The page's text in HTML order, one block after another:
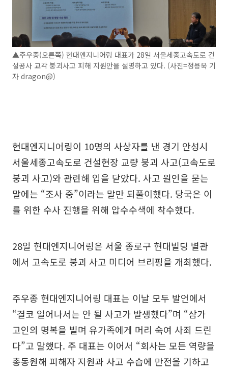
▲주우종(오른쪽) 현대엔지니어링 대표가 28일 서울세종고속도로 건
설공사 교각 붕괴사고 피해 지원안을 설명하고 있다. (사진=정용욱 기
자 dragon@)
현대엔지니어링이 10명의 사상자를 낸 경기 안성시
서울세종고속도로 건설현장 교량 붕괴 사고(고속도로
붕괴 사고)와 관련해 입을 닫았다. 사고 원인을 묻는
말에는 “조사 중”이라는 말만 되풀이했다. 당국은 이
를 위한 수사 진행을 위해 압수수색에 착수했다.
28일 현대엔지니어링은 서울 종로구 현대빌딩 별관
에서 고속도로 붕괴 사고 미디어 브리핑을 개최했다.
주우종 현대엔지니어링 대표는 이날 모두 발언에서
“결코 일어나서는 안 될 사고가 발생했다”며 “삼가
고인의 명복을 빌며 유가족에게 머리 숙여 사죄 드린
다”고 말했다. 주 대표는 이어서 “회사는 모든 역량을
총동원해 피해자 지원과 사고 수습에 만전을 기하고